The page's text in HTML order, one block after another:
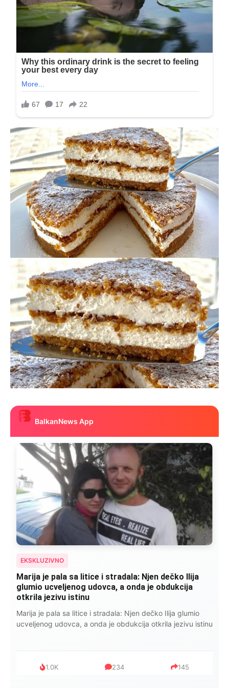
BalkanNews App
EKSKLUZIVNO
Kad se Marin suprug razbolio ona ga kupala,
pelene mu mijenjala: Jedno jutro je poslao po
čokoladu..
Kad se Marin suprug razbolio ona ga kupala, pelene mu
mijenjala: Jedno jutro je poslao po čokoladu..
999 321 234